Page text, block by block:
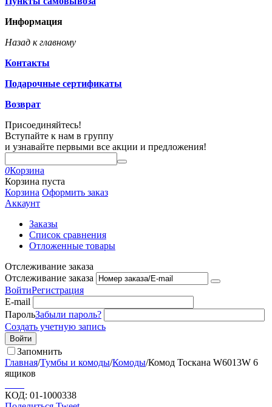
Информация
Назад к главному
Контакты
Подарочные сертификаты
Возврат
Присоединяйтесь!
Вступайте к нам в группу
и узнавайте первыми все акции и предложения!
0Корзина
Корзина пуста
Корзина Оформить заказ
Аккаунт
Заказы
Список сравнения
Отложенные товары
Отслеживание заказа
Отслеживание заказа
ВойтиРегистрация
E-mail
ПарольЗабыли пароль?
Создать учетную запись
Войти
Запомнить
Главная/Тумбы и комоды/Комоды/Комод Тоскана W6013W 6
ящиков
КОД: 01-1000338